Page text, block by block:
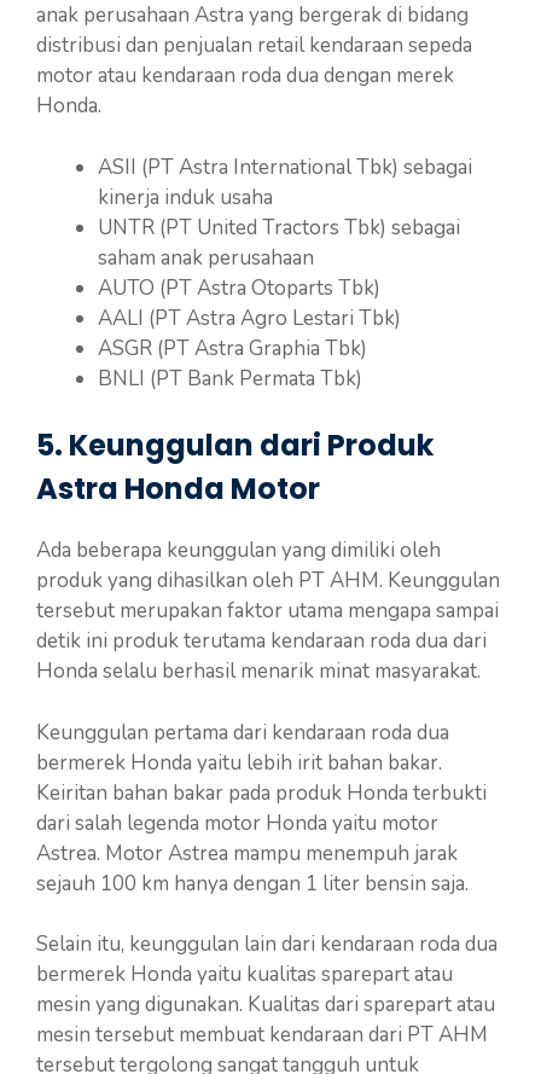
anak perusahaan Astra yang bergerak di bidang
distribusi dan penjualan retail kendaraan sepeda
motor atau kendaraan roda dua dengan merek
Honda.
ASII (PT Astra International Tbk) sebagai
kinerja induk usaha
UNTR (PT United Tractors Tbk) sebagai
saham anak perusahaan
AUTO (PT Astra Otoparts Tbk)
AALI (PT Astra Agro Lestari Tbk)
ASGR (PT Astra Graphia Tbk)
BNLI (PT Bank Permata Tbk)
5. Keunggulan dari Produk
Astra Honda Motor
Ada beberapa keunggulan yang dimiliki oleh
produk yang dihasilkan oleh PT AHM. Keunggulan
tersebut merupakan faktor utama mengapa sampai
detik ini produk terutama kendaraan roda dua dari
Honda selalu berhasil menarik minat masyarakat.
Keunggulan pertama dari kendaraan roda dua
bermerek Honda yaitu lebih irit bahan bakar.
Keiritan bahan bakar pada produk Honda terbukti
dari salah legenda motor Honda yaitu motor
Astrea. Motor Astrea mampu menempuh jarak
sejauh 100 km hanya dengan 1 liter bensin saja.
Selain itu, keunggulan lain dari kendaraan roda dua
bermerek Honda yaitu kualitas sparepart atau
mesin yang digunakan. Kualitas dari sparepart atau
mesin tersebut membuat kendaraan dari PT AHM
tersebut tergolong sangat tangguh untuk